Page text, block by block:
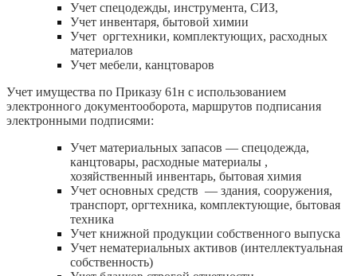
Учет спецодежды, инструмента, СИЗ,
Учет инвентаря, бытовой химии
Учет оргтехники, комплектующих, расходных
материалов
Учет мебели, канцтоваров
Учет имущества по Приказу 61н с использованием
электронного документооборота, маршрутов подписания
электронными подписями:
Учет материальных запасов — спецодежда,
канцтовары, расходные материалы ,
хозяйственный инвентарь, бытовая химия
Учет основных средств — здания, сооружения,
транспорт, оргтехника, комплектующие, бытовая
техника
Учет книжной продукции собственного выпуска
Учет нематериальных активов (интеллектуальная
собственность)